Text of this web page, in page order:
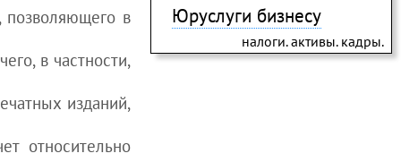
позволяющего в
в частности,
изданий,
относительно
Юруслуги бизнесу
налоги. активы. кадры.